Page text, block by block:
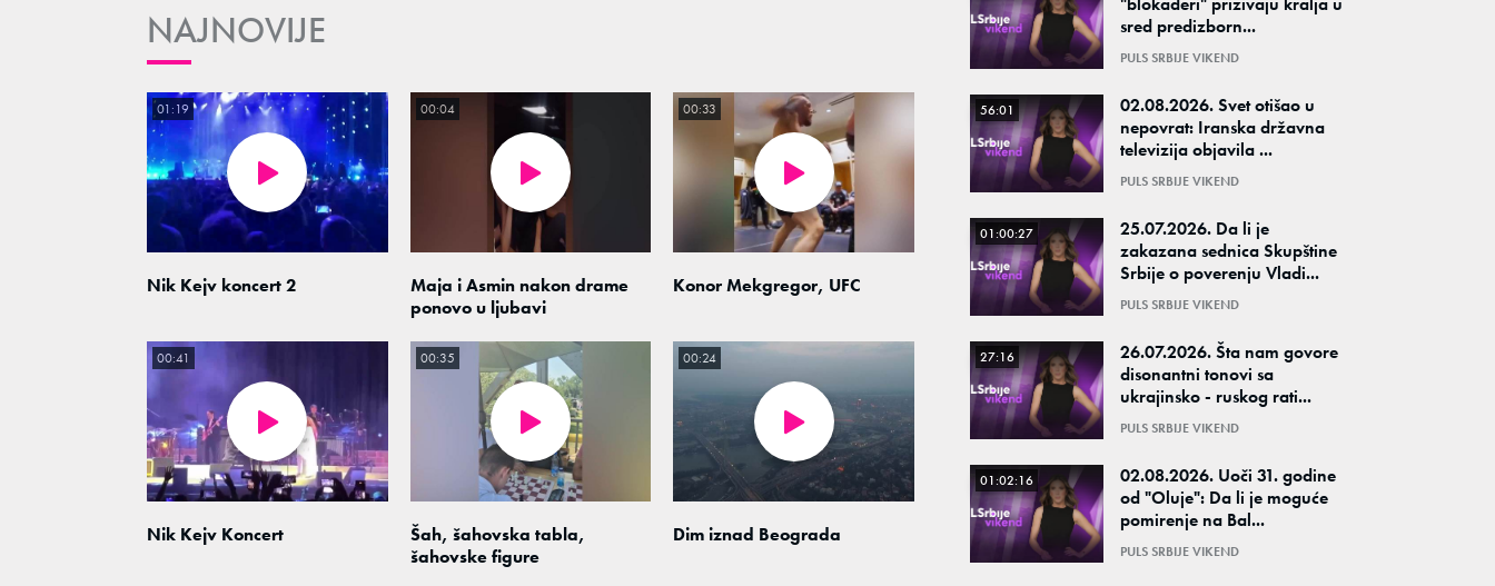
NAJNOVIJE
Nik Kejv koncert 2
01:19
Maja i Asmin nakon drame
ponovo u ljubavi
00:04
Konor Mekgregor, UFC
00:33
Nik Kejv Koncert
00:41
Šah, šahovska tabla,
šahovske figure
00:35
Dim iznad Beograda
00:24
sred predizborn...
PULS SRBIJE VIKEND
56:01
02.08.2026. Svet otišao u
nepovrat: Iranska državna
televizija objavila ...
PULS SRBIJE VIKEND
01:00:27
25.07.2026. Da li je
zakazana sednica Skupštine
Srbije o poverenju Vladi...
PULS SRBIJE VIKEND
27:16
26.07.2026. Šta nam govore
disonantni tonovi sa
ukrajinsko - ruskog rati...
PULS SRBIJE VIKEND
01:02:16
02.08.2026. Uoči 31. godine
od "Oluje": Da li je moguće
pomirenje na Bal...
PULS SRBIJE VIKEND